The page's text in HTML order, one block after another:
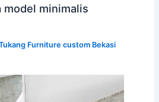
model minimalis
Furniture custom Bekasi